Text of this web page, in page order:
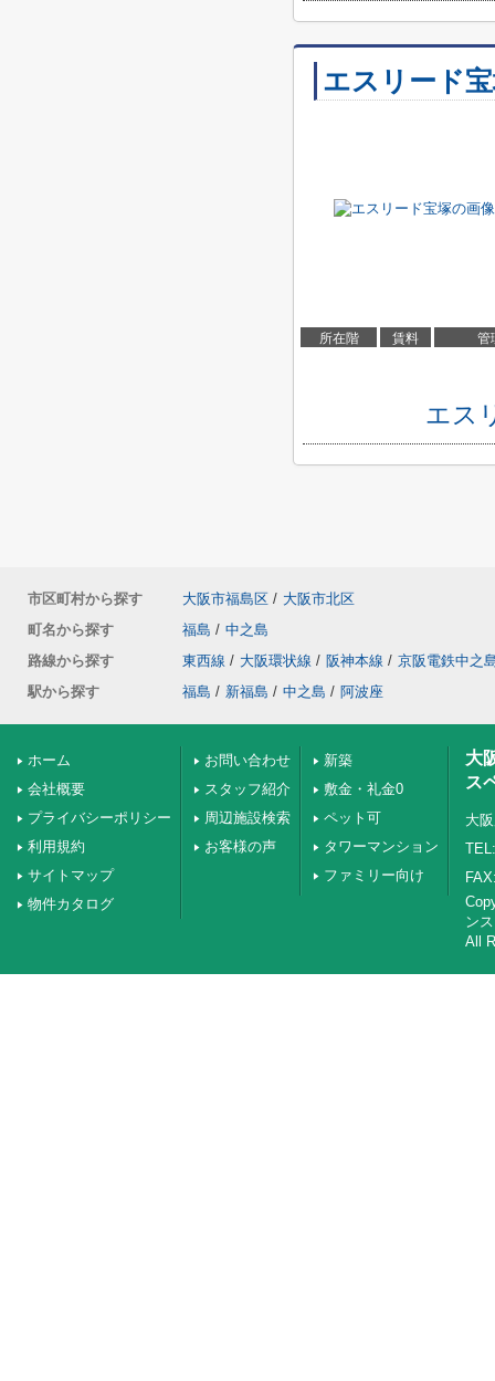
エスリード
所在階 賃料 管
エス
市区町村から探す 大阪市福島区 / 大阪市北区
町名から探す
福島 / 中之島
路線から探す
東西線 / 大阪環状線 / 阪神本線 / 京阪電鉄中之
駅から探す
福島 / 新福島 / 中之島 / 阿波座
ホーム
会社概要
プライバシーポリシー
利用規約
サイトマップ
物件カタログ
お問い合わせ
スタッフ紹介
周辺施設検索
お客様の声
新築
敷金・礼金0
ペット可
タワーマンション
ファミリー向け
大
ス
大
ンス
All